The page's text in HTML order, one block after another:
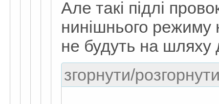
Але такі підлі
нинішнього режиму
не будуть на
згорнути/